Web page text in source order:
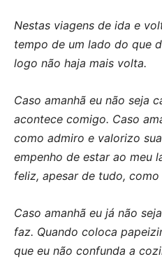
Nestas viagens de ida e
tempo de um lado do que
logo não haja mais volta.
Caso amanhã eu não seja
acontece comigo. Caso
como admiro e valorizo
empenho de estar ao meu
feliz, apesar de tudo, como
Caso amanhã eu já não
faz. Quando coloca
que eu não confunda a